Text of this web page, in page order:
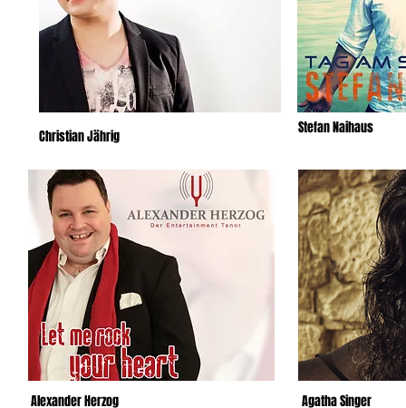
Christian Jährig Stefan Naihaus
Alexander Herzog Agatha Singer